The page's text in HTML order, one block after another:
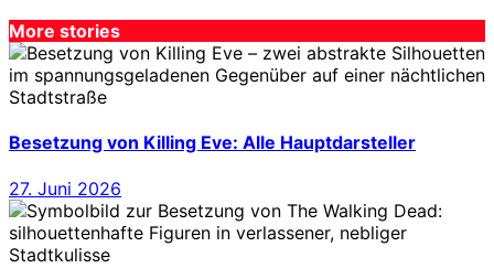
More stories
Besetzung von Killing Eve: Alle Hauptdarsteller
27. Juni 2026